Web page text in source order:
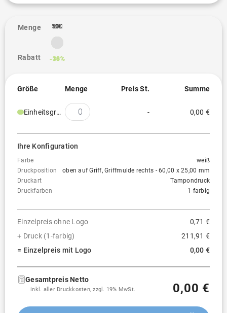
Menge
Rabatt
1
500
-13%
1K
-30%
5K
-36%
10K
-38%
Größe Menge Preis St. Summe
Einheitsgröße - 0,00 €
Ihre Konfiguration
Farbe
weiß
Druckposition
oben auf Griff, Griffmulde rechts - 60,00 x 25,00 mm
Druckart
Tampondruck
Druckfarben
1-farbig
Einzelpreis ohne Logo
0,71 €
+ Druck (1-farbig)
211,91 €
= Einzelpreis mit Logo
0,00 €
Gesamtpreis Netto
inkl. aller Druckkosten, zzgl. 19% MwSt. 0,00 €